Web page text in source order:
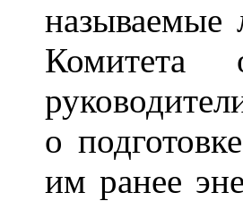
называемые
Комитета
о
им ранее